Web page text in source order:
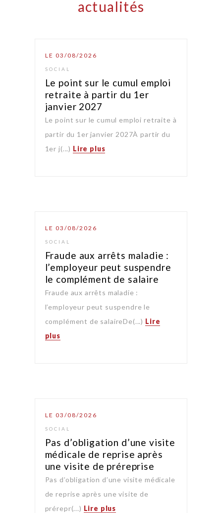
actualités
LE 03/08/2026
SOCIAL
Le point sur le cumul emploi
retraite à partir du 1er
janvier 2027
Le point sur le cumul emploi retraite à
partir du 1er janvier 2027À partir du
1er j(...) Lire plus
LE 03/08/2026
SOCIAL
Fraude aux arrêts maladie :
l’employeur peut suspendre
le complément de salaire
Fraude aux arrêts maladie :
l’employeur peut suspendre le
complément de salaireDe(...) Lire
plus
LE 03/08/2026
SOCIAL
Pas d’obligation d’une visite
médicale de reprise après
une visite de préreprise
Pas d’obligation d’une visite médicale
de reprise après une visite de
prérepr(...) Lire plus